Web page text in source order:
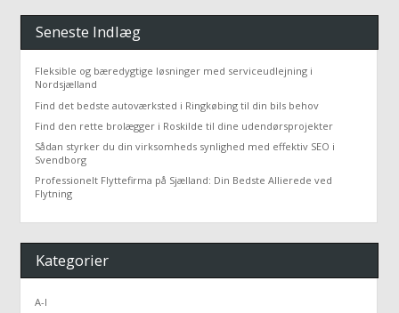
Seneste Indlæg
Fleksible og bæredygtige løsninger med serviceudlejning i
Nordsjælland
Find det bedste autoværksted i Ringkøbing til din bils behov
Find den rette brolægger i Roskilde til dine udendørsprojekter
Sådan styrker du din virksomheds synlighed med effektiv SEO i
Svendborg
Professionelt Flyttefirma på Sjælland: Din Bedste Allierede ved
Flytning
Kategorier
A-I